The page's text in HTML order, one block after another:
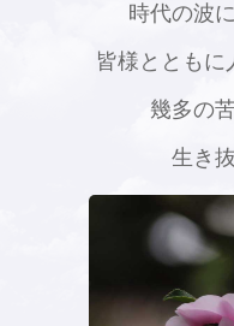
時代の波
皆様とともに
幾多の
生き